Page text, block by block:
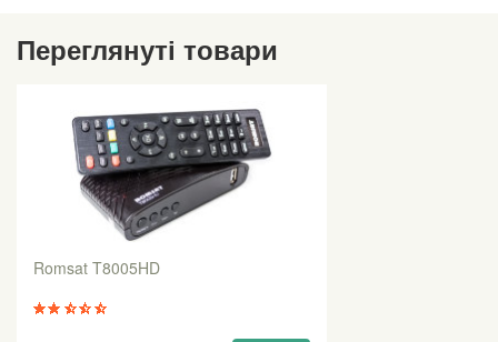
Переглянуті товари
Romsat T8005HD